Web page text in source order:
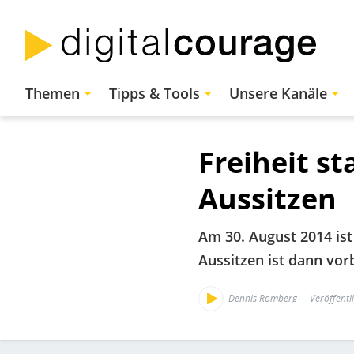
zum
Inhalt
Hauptnavigation
Themen Tipps & Tools Unsere Kanäle
Freiheit
Aussitzen
Am 30. August 2014
Aussitzen ist dann
Dennis Romberg